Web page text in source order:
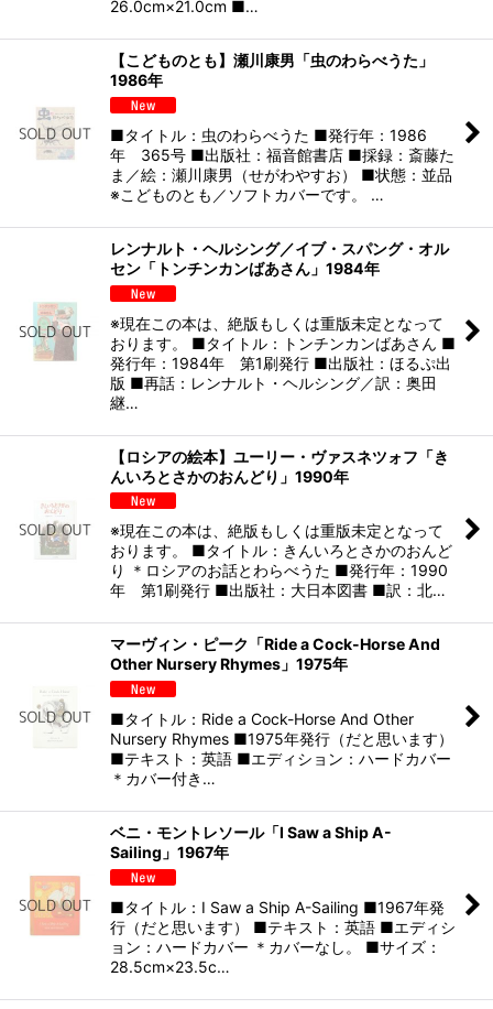
26.0cm×21.0cm ■…
【こどものとも】瀬川康男「虫のわらべうた」
1986年
■タイトル：虫のわらべうた ■発行年：1986
年 365号 ■出版社：福音館書店 ■採録：斎藤た
ま／絵：瀬川康男（せがわやすお） ■状態：並品
※こどものとも／ソフトカバーです。 …
レンナルト・ヘルシング／イブ・スパング・オル
セン「トンチンカンばあさん」1984年
※現在この本は、絶版もしくは重版未定となって
おります。 ■タイトル：トンチンカンばあさん ■
発行年：1984年 第1刷発行 ■出版社：ほるぷ出
版 ■再話：レンナルト・ヘルシング／訳：奥田
継…
【ロシアの絵本】ユーリー・ヴァスネツォフ「き
んいろとさかのおんどり」1990年
※現在この本は、絶版もしくは重版未定となって
おります。 ■タイトル：きんいろとさかのおんど
り ＊ロシアのお話とわらべうた ■発行年：1990
年 第1刷発行 ■出版社：大日本図書 ■訳：北…
マーヴィン・ピーク「Ride a Cock-Horse And
Other Nursery Rhymes」1975年
■タイトル：Ride a Cock-Horse And Other
Nursery Rhymes ■1975年発行（だと思います）
■テキスト：英語 ■エディション：ハードカバー
＊カバー付き…
ベニ・モントレソール「I Saw a Ship A-
Sailing」1967年
■タイトル：I Saw a Ship A-Sailing ■1967年発
行（だと思います） ■テキスト：英語 ■エディシ
ョン：ハードカバー ＊カバーなし。 ■サイズ：
28.5cm×23.5c…